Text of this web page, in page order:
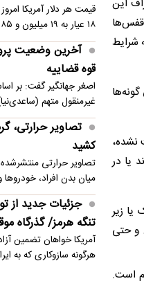
این
قفس‌ها
شرایط
نشده،
یا در
زیر
و حتی
است.
۱۸ عیار به ۱۹ میلیون و ۸۵ هزار تومان رسید
آخرین وضعیت
قوه قضاییه
اصغر جهانگیر گفت: بر
غیرمنقول متهم
تصاویر حرارتی،
کشید
تصاویر حرارتی
میان بدن افراد،
جزئیات جدید از
تنگه هرمز/ گذرگاه موقت ۶۰
آمریکا خواهان تضمین
هرگونه سازوکاری که به